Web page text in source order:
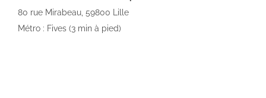
80 rue Mirabeau, 59800 Lille
Métro : Fives (3 min à pied)